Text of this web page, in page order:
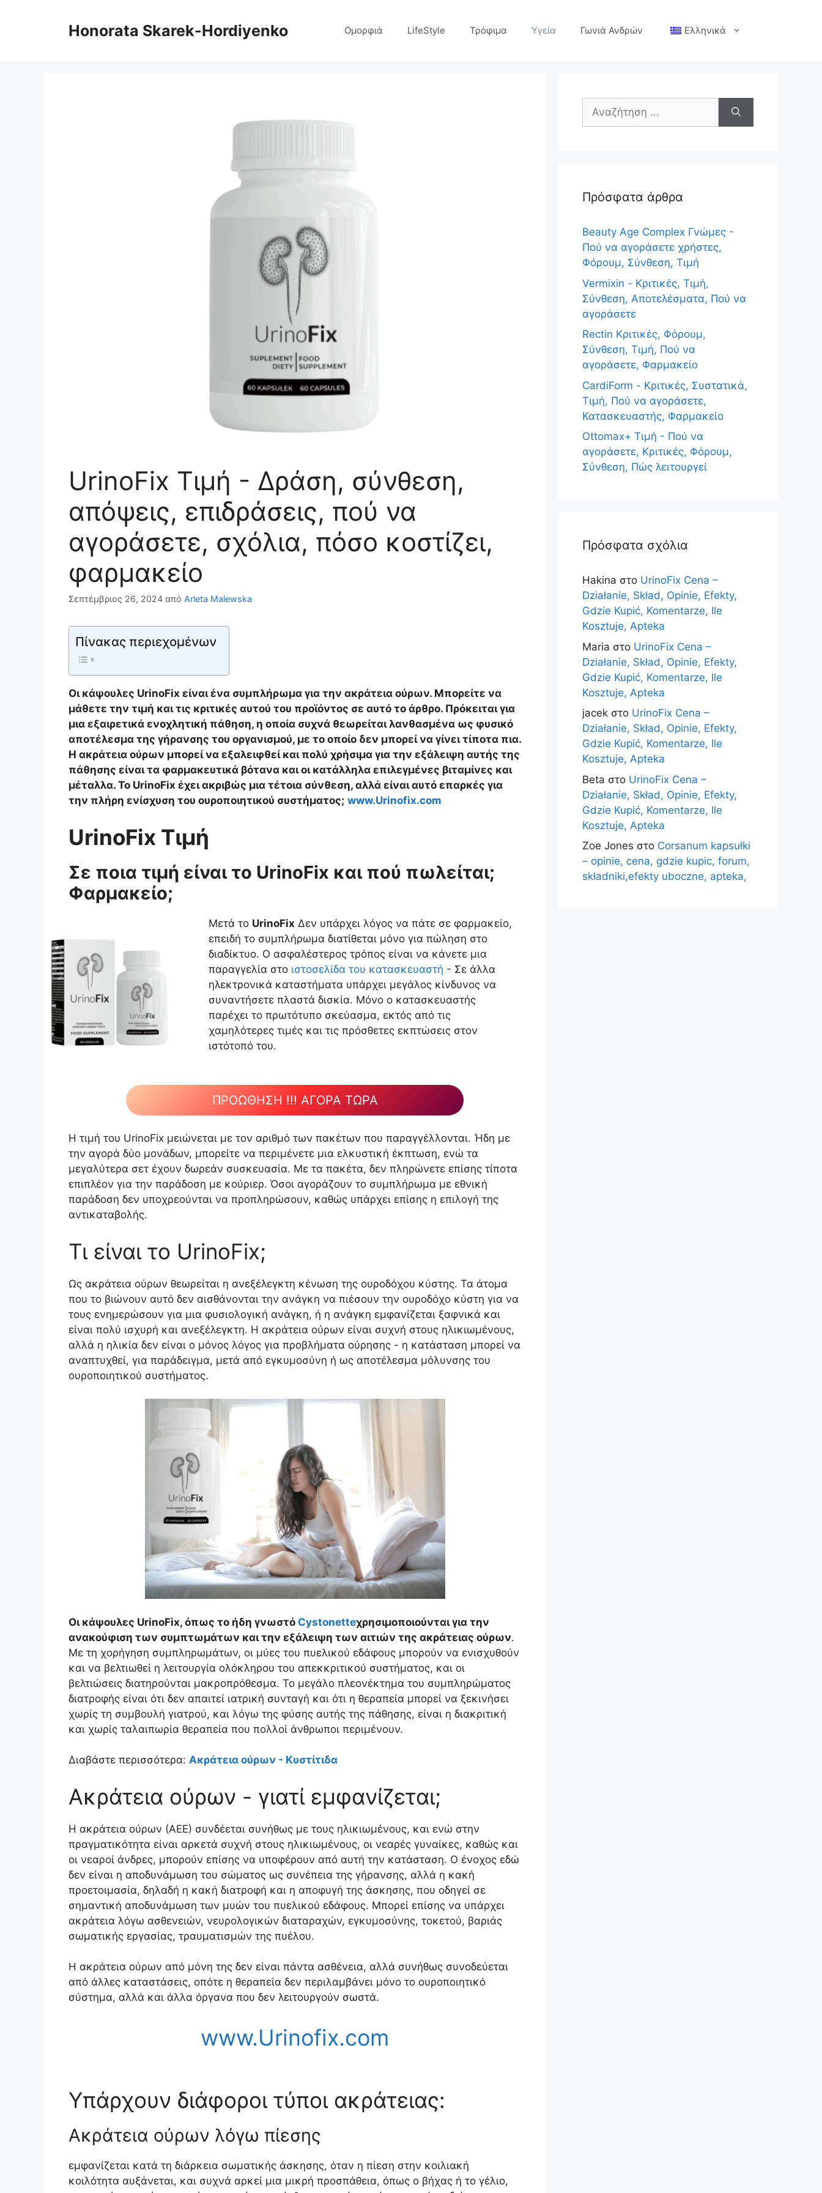
Honorata Skarek-Hordiyenko Ομορφιά LifeStyle Τρόφιμα Υγεία Γωνιά Ανδρών Ελληνικά
UrinoFix Τιμή - Δράση, σύνθεση,
απόψεις, επιδράσεις, πού να
αγοράσετε, σχόλια, πόσο κοστίζει,
φαρμακείο
Σεπτέμβριος 26, 2024 από Arleta Malewska
Πίνακας περιεχομένων
Οι κάψουλες UrinoFix είναι ένα συμπλήρωμα για την ακράτεια ούρων. Μπορείτε να
μάθετε την τιμή και τις κριτικές αυτού του προϊόντος σε αυτό το άρθρο. Πρόκειται για
μια εξαιρετικά ενοχλητική πάθηση, η οποία συχνά θεωρείται λανθασμένα ως φυσικό
αποτέλεσμα της γήρανσης του οργανισμού, με το οποίο δεν μπορεί να γίνει τίποτα πια.
Η ακράτεια ούρων μπορεί να εξαλειφθεί και πολύ χρήσιμα για την εξάλειψη αυτής της
πάθησης είναι τα φαρμακευτικά βότανα και οι κατάλληλα επιλεγμένες βιταμίνες και
μέταλλα. Το UrinoFix έχει ακριβώς μια τέτοια σύνθεση, αλλά είναι αυτό επαρκές για
την πλήρη ενίσχυση του ουροποιητικού συστήματος; www.Urinofix.com
UrinoFix Τιμή
Σε ποια τιμή είναι το UrinoFix και πού πωλείται;
Φαρμακείο;
Μετά το UrinoFix Δεν υπάρχει λόγος να πάτε σε φαρμακείο,
επειδή το συμπλήρωμα διατίθεται μόνο για πώληση στο
διαδίκτυο. Ο ασφαλέστερος τρόπος είναι να κάνετε μια
παραγγελία στο ιστοσελίδα του κατασκευαστή - Σε άλλα
ηλεκτρονικά καταστήματα υπάρχει μεγάλος κίνδυνος να
συναντήσετε πλαστά δισκία. Μόνο ο κατασκευαστής
παρέχει το πρωτότυπο σκεύασμα, εκτός από τις
χαμηλότερες τιμές και τις πρόσθετες εκπτώσεις στον
ιστότοπό του.
ΠΡΟΩΘΗΣΗ !!! ΑΓΟΡΑ ΤΩΡΑ
Η τιμή του UrinoFix μειώνεται με τον αριθμό των πακέτων που παραγγέλλονται. Ήδη με
την αγορά δύο μονάδων, μπορείτε να περιμένετε μια ελκυστική έκπτωση, ενώ τα
μεγαλύτερα σετ έχουν δωρεάν συσκευασία. Με τα πακέτα, δεν πληρώνετε επίσης τίποτα
επιπλέον για την παράδοση με κούριερ. Όσοι αγοράζουν το συμπλήρωμα με εθνική
παράδοση δεν υποχρεούνται να προπληρώσουν, καθώς υπάρχει επίσης η επιλογή της
αντικαταβολής.
Τι είναι το UrinoFix;
Ως ακράτεια ούρων θεωρείται η ανεξέλεγκτη κένωση της ουροδόχου κύστης. Τα άτομα
που το βιώνουν αυτό δεν αισθάνονται την ανάγκη να πιέσουν την ουροδόχο κύστη για να
τους ενημερώσουν για μια φυσιολογική ανάγκη, ή η ανάγκη εμφανίζεται ξαφνικά και
είναι πολύ ισχυρή και ανεξέλεγκτη. Η ακράτεια ούρων είναι συχνή στους ηλικιωμένους,
αλλά η ηλικία δεν είναι ο μόνος λόγος για προβλήματα ούρησης - η κατάσταση μπορεί να
αναπτυχθεί, για παράδειγμα, μετά από εγκυμοσύνη ή ως αποτέλεσμα μόλυνσης του
ουροποιητικού συστήματος.
Οι κάψουλες UrinoFix, όπως το ήδη γνωστό Cystonetteχρησιμοποιούνται για την
ανακούφιση των συμπτωμάτων και την εξάλειψη των αιτιών της ακράτειας ούρων.
Με τη χορήγηση συμπληρωμάτων, οι μύες του πυελικού εδάφους μπορούν να ενισχυθούν
και να βελτιωθεί η λειτουργία ολόκληρου του απεκκριτικού συστήματος, και οι
βελτιώσεις διατηρούνται μακροπρόθεσμα. Το μεγάλο πλεονέκτημα του συμπληρώματος
διατροφής είναι ότι δεν απαιτεί ιατρική συνταγή και ότι η θεραπεία μπορεί να ξεκινήσει
χωρίς τη συμβουλή γιατρού, και λόγω της φύσης αυτής της πάθησης, είναι η διακριτική
και χωρίς ταλαιπωρία θεραπεία που πολλοί άνθρωποι περιμένουν.
Διαβάστε περισσότερα: Ακράτεια ούρων - Κυστίτιδα
Ακράτεια ούρων - γιατί εμφανίζεται;
Η ακράτεια ούρων (ΑΕΕ) συνδέεται συνήθως με τους ηλικιωμένους, και ενώ στην
πραγματικότητα είναι αρκετά συχνή στους ηλικιωμένους, οι νεαρές γυναίκες, καθώς και
οι νεαροί άνδρες, μπορούν επίσης να υποφέρουν από αυτή την κατάσταση. Ο ένοχος εδώ
δεν είναι η αποδυνάμωση του σώματος ως συνέπεια της γήρανσης, αλλά η κακή
προετοιμασία, δηλαδή η κακή διατροφή και η αποφυγή της άσκησης, που οδηγεί σε
σημαντική αποδυνάμωση των μυών του πυελικού εδάφους. Μπορεί επίσης να υπάρχει
ακράτεια λόγω ασθενειών, νευρολογικών διαταραχών, εγκυμοσύνης, τοκετού, βαριάς
σωματικής εργασίας, τραυματισμών της πυέλου.
Η ακράτεια ούρων από μόνη της δεν είναι πάντα ασθένεια, αλλά συνήθως συνοδεύεται
από άλλες καταστάσεις, οπότε η θεραπεία δεν περιλαμβάνει μόνο το ουροποιητικό
σύστημα, αλλά και άλλα όργανα που δεν λειτουργούν σωστά.
www.Urinofix.com
Υπάρχουν διάφοροι τύποι ακράτειας:
Ακράτεια ούρων λόγω πίεσης
εμφανίζεται κατά τη διάρκεια σωματικής άσκησης, όταν η πίεση στην κοιλιακή
κοιλότητα αυξάνεται, και συχνά αρκεί μια μικρή προσπάθεια, όπως ο βήχας ή το γέλιο,
Αναζήτηση
Πρόσφατα άρθρα
Beauty Age Сomplex Γνώμες -
Πού να αγοράσετε χρήστες,
Φόρουμ, Σύνθεση, Τιμή
Vermixin - Κριτικές, Τιμή,
Σύνθεση, Αποτελέσματα, Πού να
αγοράσετε
Rectin Κριτικές, Φόρουμ,
Σύνθεση, Τιμή, Πού να
αγοράσετε, Φαρμακείο
CardiForm - Κριτικές, Συστατικά,
Τιμή, Πού να αγοράσετε,
Κατασκευαστής, Φαρμακείο
Ottomax+ Τιμή - Πού να
αγοράσετε, Κριτικές, Φόρουμ,
Σύνθεση, Πώς λειτουργεί
Πρόσφατα σχόλια
Hakina στο UrinoFix Cena –
Działanie, Skład, Opinie, Efekty,
Gdzie Kupić, Komentarze, Ile
Kosztuje, Apteka
Maria στο UrinoFix Cena –
Działanie, Skład, Opinie, Efekty,
Gdzie Kupić, Komentarze, Ile
Kosztuje, Apteka
jacek στο UrinoFix Cena –
Działanie, Skład, Opinie, Efekty,
Gdzie Kupić, Komentarze, Ile
Kosztuje, Apteka
Beta στο UrinoFix Cena –
Działanie, Skład, Opinie, Efekty,
Gdzie Kupić, Komentarze, Ile
Kosztuje, Apteka
Zoe Jones στο Corsanum kapsułki
– opinie, cena, gdzie kupic, forum,
składniki,efekty uboczne, apteka,